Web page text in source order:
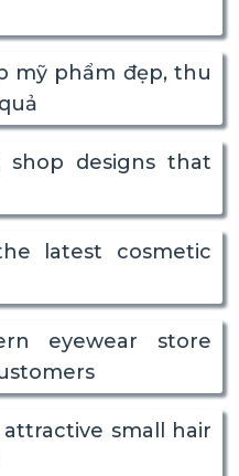
mỹ phẩm đẹp, thu
shop designs that
latest cosmetic
eyewear store
small hair